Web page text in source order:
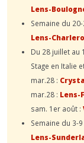
Lens-
Semaine du
Lens-
Du 28 juillet au
Stage en Italie
mar.28 :
mar.28 : Lens-
sam. 1er août :
Semaine du 3-
Lens-